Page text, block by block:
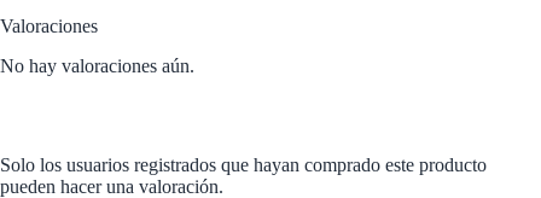
Valoraciones
No hay valoraciones aún.
Solo los usuarios registrados que hayan comprado este producto
pueden hacer una valoración.